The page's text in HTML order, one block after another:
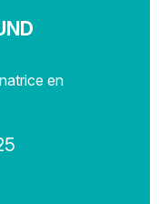
en